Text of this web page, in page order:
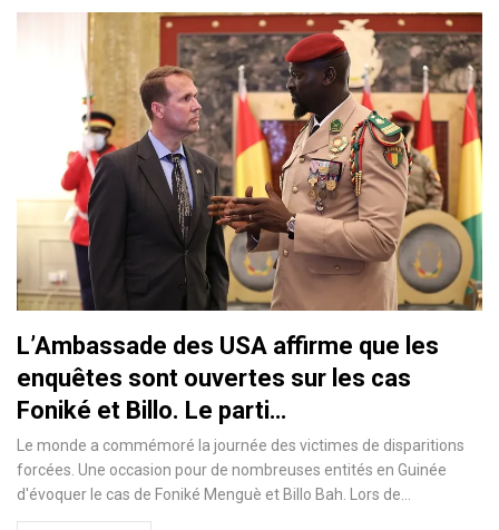
L’Ambassade des USA affirme que les
enquêtes sont ouvertes sur les cas
Foniké et Billo. Le parti…
Le monde a commémoré la journée des victimes de disparitions
forcées. Une occasion pour de nombreuses entités en Guinée
d'évoquer le cas de Foniké Menguè et Billo Bah. Lors de…